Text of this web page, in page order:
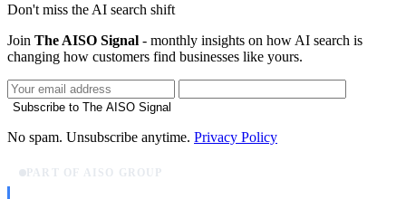
Don't miss the AI search shift
Join The AISO Signal - monthly insights on how AI search is
changing how customers find businesses like yours.
Subscribe to The AISO Signal
No spam. Unsubscribe anytime. Privacy Policy
PART OF AISO GROUP